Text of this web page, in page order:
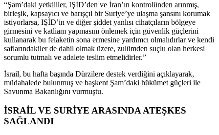
“Şam’daki yetkililer, IŞİD’den ve İran’ın kontrolünden arınmış,
birleşik, kapsayıcı ve barışçıl bir Suriye’ye ulaşma şansını korumak
istiyorlarsa, IŞİD’in ve diğer şiddet yanlısı cihatçıların bölgeye
girmesini ve katliam yapmasını önlemek için güvenlik güçlerini
kullanarak bu felaketin sona ermesine yardımcı olmalıdırlar ve kendi
saflarındakiler de dahil olmak üzere, zulümden suçlu olan herkesi
sorumlu tutmalı ve adalete teslim etmelidirler.”
İsrail, bu hafta başında Dürzilere destek verdiğini açıklayarak,
müdahalede bulunmuş ve başkent Şam’daki hükümet güçleri ile
Savunma Bakanlığını vurmuştu.
İSRAİL VE SURİYE ARASINDA ATEŞKES
SAĞLANDI